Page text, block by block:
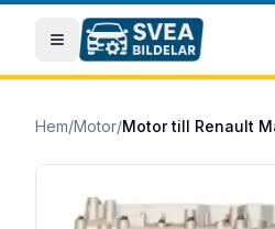
Hoppa till huvudinnehåll
Öppna meny
Hem/Motor/